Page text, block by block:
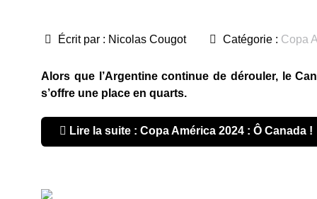
Écrit par : Nicolas Cougot Catégorie : Copa
Alors que l’Argentine continue de dérouler, le
s’offre une place en quarts.
Lire la suite : Copa América 2024 : Ô Canada !